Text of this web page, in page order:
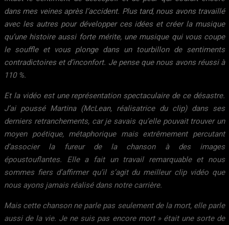
dans mes veines après l’accident. Plus tard, nous avons travaillé
avec les autres pour développer ces idées et créer la musique
qu’une histoire aussi forte mérite, une musique qui vous coupe
le souffle et vous plonge dans un tourbillon de sentiments
contradictoires et d’inconfort. Je pense que nous avons réussi à
110 %.
Et la vidéo est une représentation spectaculaire de ce désastre.
J’ai poussé Martina (McLean, réalisatrice du clip) dans ses
derniers retranchements, car je savais qu’elle pouvait trouver un
moyen poétique, métaphorique mais extrêmement percutant
d’associer la fureur de la chanson à des images
époustouflantes. Elle a fait un travail remarquable et nous
sommes fiers d’affirmer qu’il s’agit du meilleur clip vidéo que
nous ayons jamais réalisé dans notre carrière.
Mais cette chanson ne parle pas seulement de la mort, elle parle
aussi de la vie. Je ne suis pas encore mort » était une sorte de